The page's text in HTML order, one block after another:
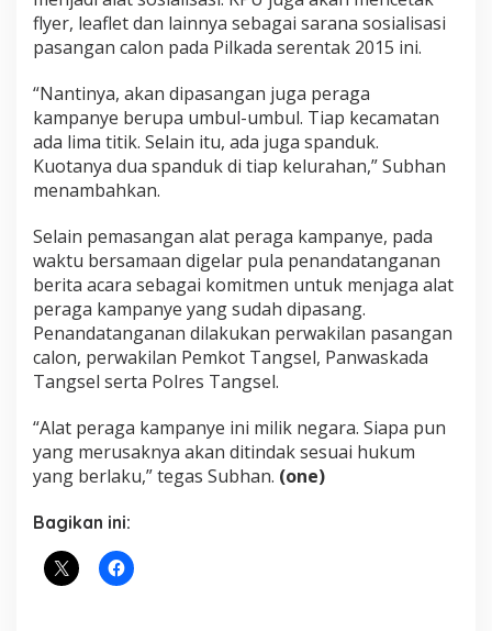
flyer, leaflet dan lainnya sebagai sarana sosialisasi
pasangan calon pada Pilkada serentak 2015 ini.
“Nantinya, akan dipasangan juga peraga
kampanye berupa umbul-umbul. Tiap kecamatan
ada lima titik. Selain itu, ada juga spanduk.
Kuotanya dua spanduk di tiap kelurahan,” Subhan
menambahkan.
Selain pemasangan alat peraga kampanye, pada
waktu bersamaan digelar pula penandatanganan
berita acara sebagai komitmen untuk menjaga alat
peraga kampanye yang sudah dipasang.
Penandatanganan dilakukan perwakilan pasangan
calon, perwakilan Pemkot Tangsel, Panwaskada
Tangsel serta Polres Tangsel.
“Alat peraga kampanye ini milik negara. Siapa pun
yang merusaknya akan ditindak sesuai hukum
yang berlaku,” tegas Subhan. (one)
Bagikan ini: